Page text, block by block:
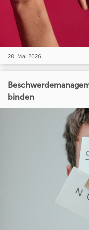
28. Mai 2026
binden